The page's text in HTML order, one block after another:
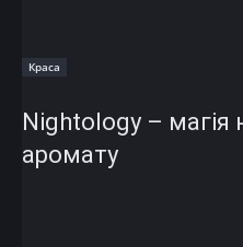
Краса
Nightology – магія
аромату